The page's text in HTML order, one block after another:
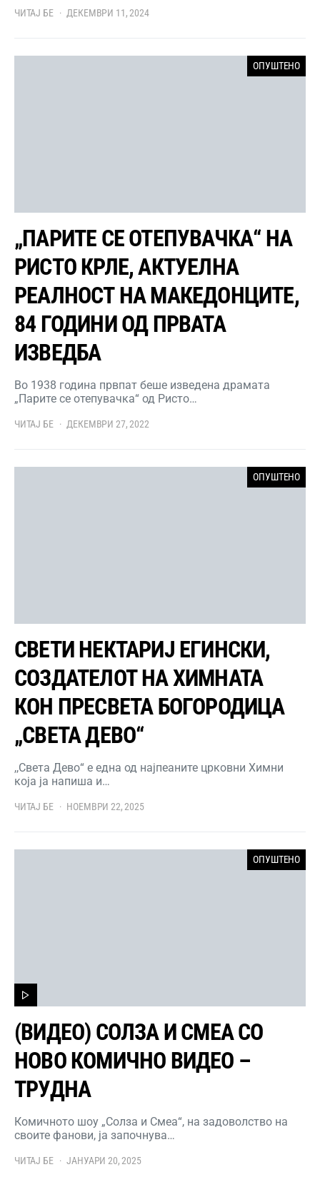
ЧИТАЈ БЕ ДЕКЕМВРИ 11, 2024
ОПУШТЕНО
„ПАРИТЕ СЕ ОТЕПУВАЧКА“ НА
РИСТО КРЛЕ, АКТУЕЛНА
РЕАЛНОСТ НА МАКЕДОНЦИТЕ,
84 ГОДИНИ ОД ПРВАТА
ИЗВЕДБА
Во 1938 година првпат беше изведена драмата
„Парите се отепувачка“ од Ристо…
ЧИТАЈ БЕ ДЕКЕМВРИ 27, 2022
ОПУШТЕНО
СВЕТИ НЕКТАРИЈ ЕГИНСКИ,
СОЗДАТЕЛОТ НА ХИМНАТА
КОН ПРЕСВЕТА БОГОРОДИЦА
„СВЕТА ДЕВО“
,,Света Дево“ е една од најпеаните црковни Химни
која ја напиша и…
ЧИТАЈ БЕ НОЕМВРИ 22, 2025
ОПУШТЕНО
(ВИДЕО) СОЛЗА И СМЕА СО
НОВО КОМИЧНО ВИДЕО –
ТРУДНА
Комичното шоу „Солза и Смеа“, на задоволство на
своите фанови, ја започнува…
ЧИТАЈ БЕ ЈАНУАРИ 20, 2025